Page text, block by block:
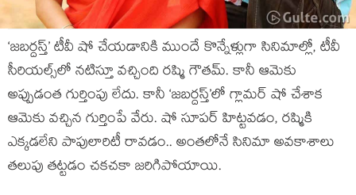
‘జబర్దస్త్’ టీవీ షో చేయడానికి ముందే కొన్నేళ్లుగా సినిమాల్లో, టీవీ
సీరియల్స్‌లో నటిస్తూ వచ్చింది రష్మి గౌతమ్. కానీ ఆమెకు
అప్పుడంత గుర్తింపు లేదు. కానీ ‘జబర్దస్త్’లో గ్లామర్ షో చేశాక
ఆమెకు వచ్చిన గుర్తింపే వేరు. షో సూపర్ హిట్టవడం, రష్మికి
ఎక్కడలేని పాపులారిటీ రావడం.. అంతలోనే సినిమా అవకాశాలు
తలుపు తట్టడం చకచకా జరిగిపోయాయి.